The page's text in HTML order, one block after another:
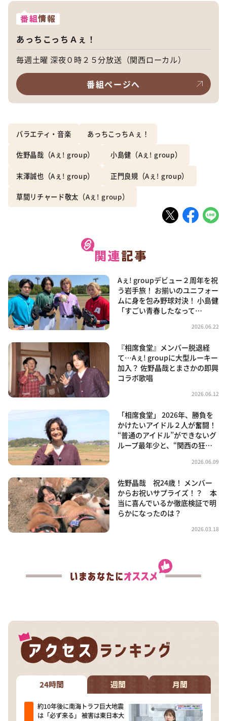
番組情報
あっちこっちＡぇ！
毎週土曜 深夜０時２５分放送（関西ローカル）
番組ページへ
バラエティ・音楽 あっちこっちＡぇ！
佐野晶哉（Aぇ! group） 小島健（Aぇ! group）
末澤誠也（Aぇ! group） 正門良規（Aぇ! group）
草間リチャード敬太（Aぇ! group）
Aぇ! groupデビュー２周年を祝
う岩手旅！ お揃いのユニフォー
ムに身を包み野球対決！ 小島健
「すごい青春したなって…
2026.06.22
『相席食堂』メンバー脱退経
て…Aぇ! groupに大型ルーキー
加入？ 佐野晶哉とまさかの即興
コラボ歌唱
2026.06.12
「相席食堂」 2026年、勝負を
かけたいアイドル２人が奮闘！
“普通のアイドル”ができないグ
ループ最年少と、“関西の狂…
2026.06.09
佐野晶哉 祝24歳！ メンバー
からお祝いサプライズ！？ 本
当に喜んでいるか徹底検証で明
らかになったのは？
2026.03.18
24時間 週間 月間
約10年後に南海トラフ巨大地震
は「必ず来る」 被害は東日本大